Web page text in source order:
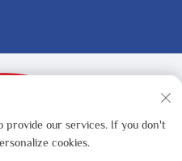
REDY-MED
Patakaran sa Pagkakapribado
provide our services. If you don't
cookies.